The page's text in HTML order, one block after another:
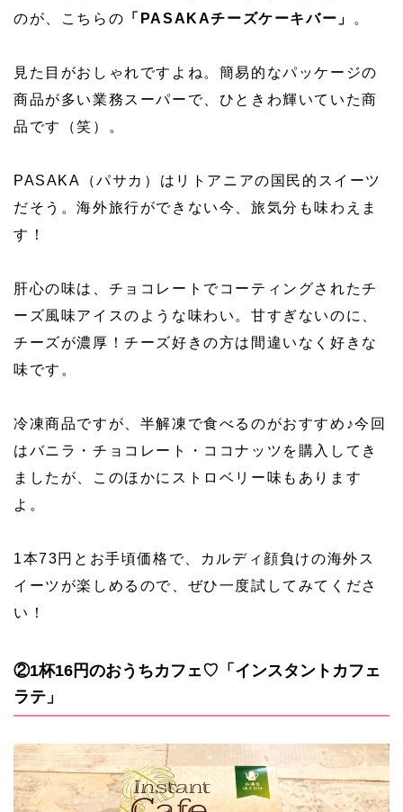
のが、こちらの 「PASAKAチーズケーキバー」 。
見た目がおしゃれですよね。簡易的なパッケージの
商品が多い業務スーパーで、ひときわ輝いていた商
品です（笑）。
PASAKA（パサカ）はリトアニアの国民的スイーツ
だそう。海外旅行ができない今、旅気分も味わえま
す！
肝心の味は、チョコレートでコーティングされたチ
ーズ風味アイスのような味わい。甘すぎないのに、
チーズが濃厚！チーズ好きの方は間違いなく好きな
味です。
冷凍商品ですが、半解凍で食べるのがおすすめ♪今回
はバニラ・チョコレート・ココナッツを購入してき
ましたが、このほかにストロベリー味もあります
よ。
1本73円とお手頃価格で、カルディ顔負けの海外ス
イーツが楽しめるので、ぜひ一度試してみてくださ
い！
②1杯16円のおうちカフェ♡「インスタントカフェ
ラテ」